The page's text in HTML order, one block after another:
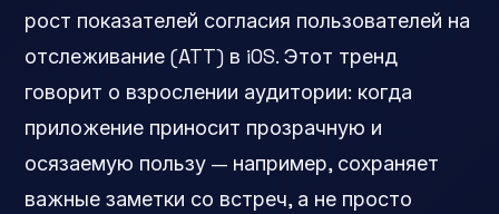
рост показателей согласия пользователей на
отслеживание (ATT) в iOS. Этот тренд
говорит о взрослении аудитории: когда
приложение приносит прозрачную и
осязаемую пользу — например, сохраняет
важные заметки со встреч, а не просто